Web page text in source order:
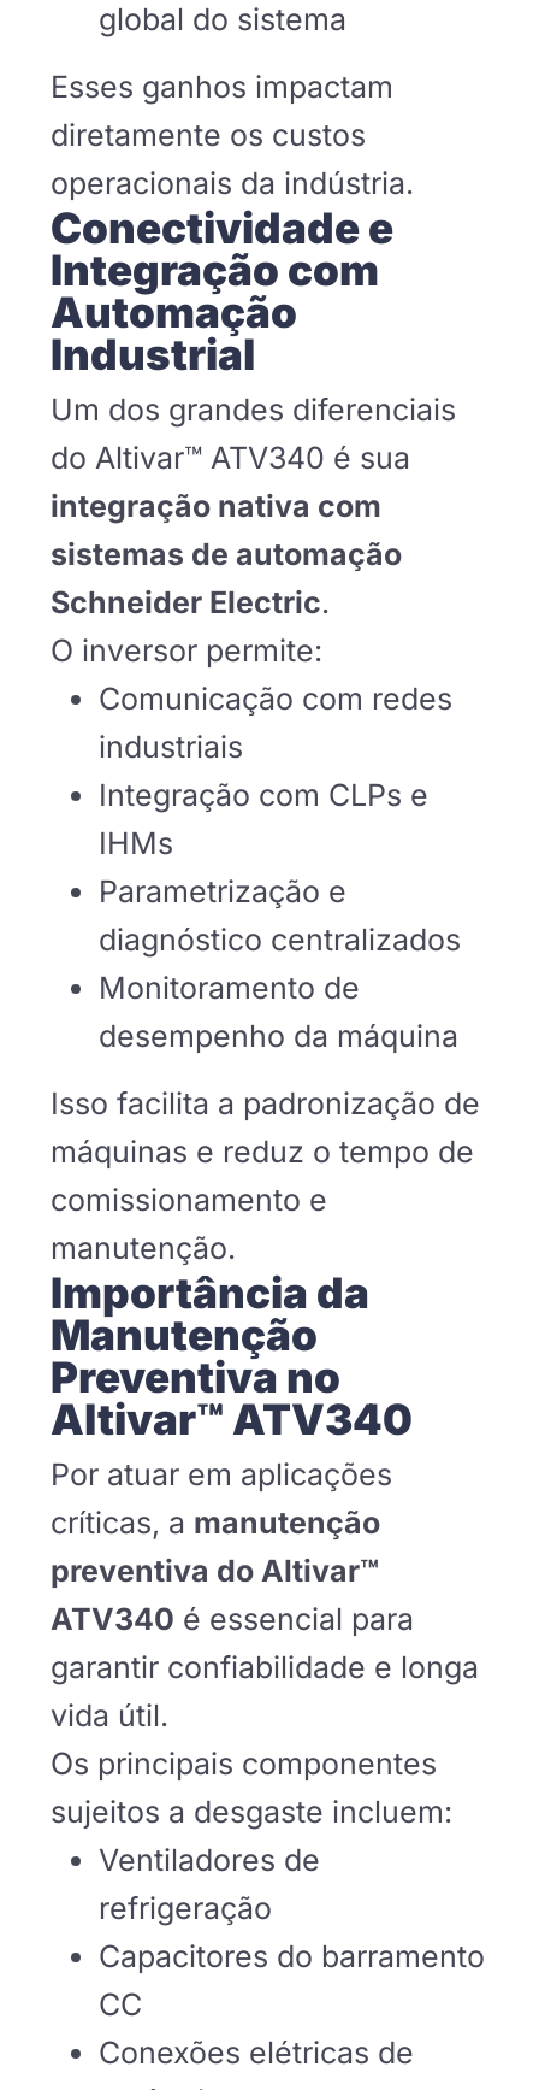
global do sistema
Esses ganhos impactam
diretamente os custos
operacionais da indústria.
Conectividade e
Integração com
Automação
Industrial
Um dos grandes diferenciais
do Altivar™ ATV340 é sua
integração nativa com
sistemas de automação
Schneider Electric.
O inversor permite:
Comunicação com redes
industriais
Integração com CLPs e
IHMs
Parametrização e
diagnóstico centralizados
Monitoramento de
desempenho da máquina
Isso facilita a padronização de
máquinas e reduz o tempo de
comissionamento e
manutenção.
Importância da
Manutenção
Preventiva no
Altivar™ ATV340
Por atuar em aplicações
críticas, a manutenção
preventiva do Altivar™
ATV340 é essencial para
garantir confiabilidade e longa
vida útil.
Os principais componentes
sujeitos a desgaste incluem:
Ventiladores de
refrigeração
Capacitores do barramento
CC
Conexões elétricas de